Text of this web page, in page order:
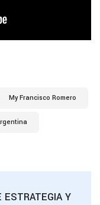
My Francisco Romero
ESTRATEGIA Y